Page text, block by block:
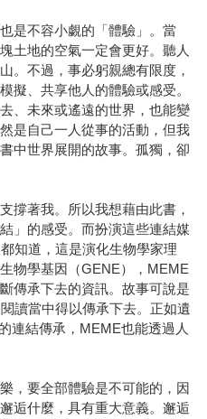
是不容小覷的「體驗」。當
土地的空氣一定會更好。聽人
。不過，事必躬親總有限度，
擬、共享他人的體驗或感受。
、未來或遙遠的世界，也能變
是自己一人從事的活動，但我
中世界展開的故事。孤獨，卻
撐著我。所以我想藉由此書，
」的感受。而扮演這些連結媒
知道，這是演化生物學家理
物學基因（GENE），MEME
傳承下去的資訊。故事可說是
讀當中得以傳承下去。正如遺
連結傳承，MEME也能透過人
，要全部體驗是不可能的，因
逅什麼，具有重大意義。邂逅